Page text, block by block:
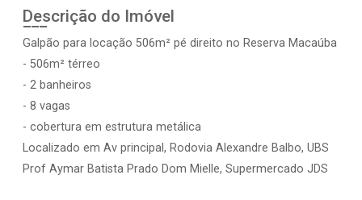
Descrição do Imóvel
Galpão para locação 506m² pé direito no Reserva Macaúba
- 506m² térreo
- 2 banheiros
- 8 vagas
- cobertura em estrutura metálica
Localizado em Av principal, Rodovia Alexandre Balbo, UBS
Prof Aymar Batista Prado Dom Mielle, Supermercado JDS